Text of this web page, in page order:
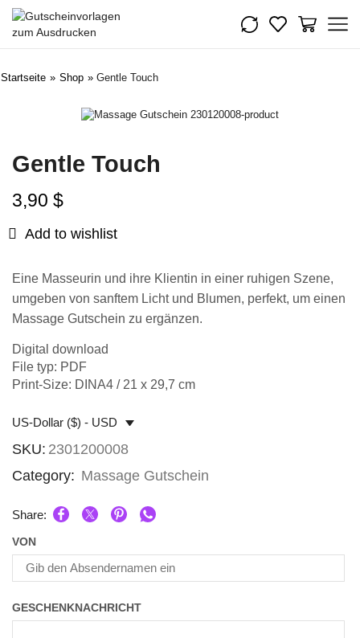
Startseite » Shop » Gentle Touch
Gentle Touch
3,90 $
Add to wishlist
Eine Masseurin und ihre Klientin in einer ruhigen Szene,
umgeben von sanftem Licht und Blumen, perfekt, um einen
Massage Gutschein zu ergänzen.
Digital download
File typ: PDF
Print-Size: DINA4 / 21 x 29,7 cm
US-Dollar ($) - USD
SKU: 2301200008
Category: Massage Gutschein
Share:
VON
GESCHENKNACHRICHT